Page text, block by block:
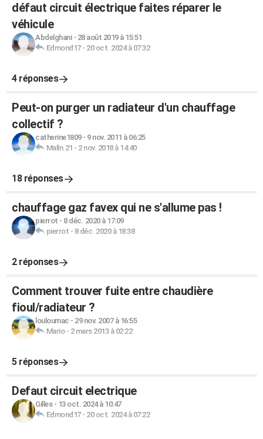
défaut circuit électrique faites réparer le
véhicule
Abdelghani- 28 août 2019 à 15:51
Edmond17- 20 oct. 2024 à 07:32
4 réponses
Peut-on purger un radiateur d'un chauffage
collectif ?
catherine1809- 9 nov. 2011 à 06:25
Malin.21 - 2 nov. 2018 à 14:40
18 réponses
chauffage gaz favex qui ne s'allume pas !
pierrot - 8 déc. 2020 à 17:09
pierrot - 8 déc. 2020 à 18:38
2 réponses
Comment trouver fuite entre chaudière
fioul/radiateur ?
louloumac - 29 nov. 2007 à 16:55
Mario- 2 mars 2013 à 02:22
5 réponses
Defaut circuit electrique
Gilles- 13 oct. 2024 à 10:47
Edmond17- 20 oct. 2024 à 07:22